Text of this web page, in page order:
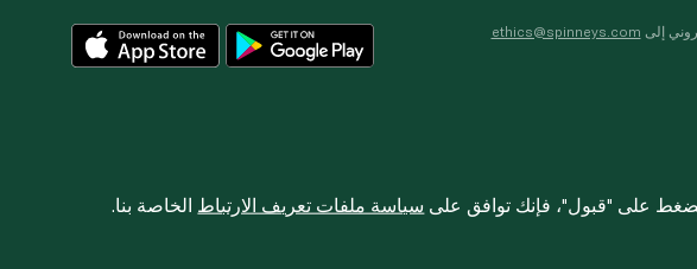
إلى ethics@spinneys.com
على "قبول"، فإنك توافق على سياسة ملفات تعريف الارتباط الخاصة بنا.